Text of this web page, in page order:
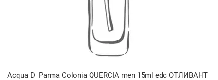
Acqua Di Parma Colonia QUERCIA men 15ml edc ОТЛИВАНТ